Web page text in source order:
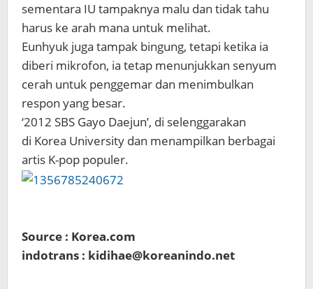
sementara IU tampaknya malu dan tidak tahu
harus ke arah mana untuk melihat.
Eunhyuk juga tampak bingung, tetapi ketika ia
diberi mikrofon, ia tetap menunjukkan senyum
cerah untuk penggemar dan menimbulkan
respon yang besar.
‘2012 SBS Gayo Daejun’, di selenggarakan
di Korea University dan menampilkan berbagai
artis K-pop populer.
Source : Korea.com
indotrans : kidihae@koreanindo.net